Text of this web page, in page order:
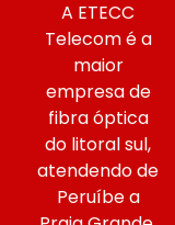
A ETECC
Telecom é a
maior
empresa de
fibra óptica
do litoral sul,
atendendo de
Peruíbe a